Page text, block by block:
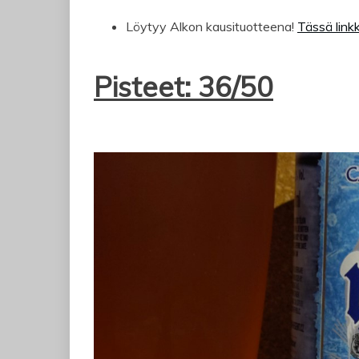
Löytyy Alkon kausituotteena! Tässä
Pisteet: 36/50